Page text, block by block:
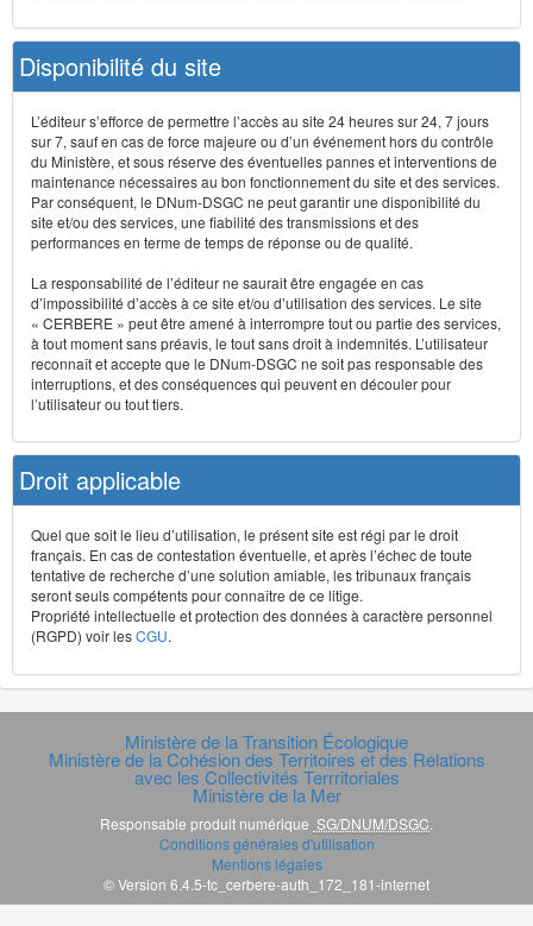
Disponibilité du site
L’éditeur s’efforce de permettre l’accès au site 24 heures sur 24, 7 jours
sur 7, sauf en cas de force majeure ou d’un événement hors du contrôle
du Ministère, et sous réserve des éventuelles pannes et interventions de
maintenance nécessaires au bon fonctionnement du site et des services.
Par conséquent, le DNum-DSGC ne peut garantir une disponibilité du
site et/ou des services, une fiabilité des transmissions et des
performances en terme de temps de réponse ou de qualité.
La responsabilité de l’éditeur ne saurait être engagée en cas
d’impossibilité d’accès à ce site et/ou d’utilisation des services. Le site
« CERBERE » peut être amené à interrompre tout ou partie des services,
à tout moment sans préavis, le tout sans droit à indemnités. L’utilisateur
reconnaît et accepte que le DNum-DSGC ne soit pas responsable des
interruptions, et des conséquences qui peuvent en découler pour
l’utilisateur ou tout tiers.
Droit applicable
Quel que soit le lieu d’utilisation, le présent site est régi par le droit
français. En cas de contestation éventuelle, et après l’échec de toute
tentative de recherche d’une solution amiable, les tribunaux français
seront seuls compétents pour connaître de ce litige.
Propriété intellectuelle et protection des données à caractère personnel
(RGPD) voir lesCGU.
Ministère de la Transition Écologique
Ministère de la Cohésion des Territoires et des Relations
avec les Collectivités Terrritoriales
Ministère de la Mer
Responsable produit numérique SG/DNUM/DSGC
Conditions générales d'utilisation
Mentions légales
© Version 6.4.5-tc_cerbere-auth_172_181-internet